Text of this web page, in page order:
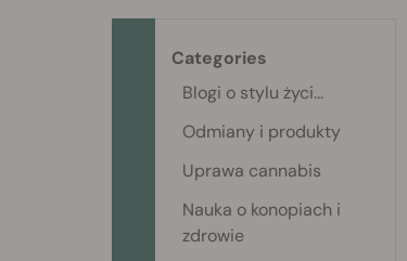
Categories
Blogi o stylu życi...
Odmiany i produkty
Uprawa cannabis
Nauka o konopiach i
zdrowie